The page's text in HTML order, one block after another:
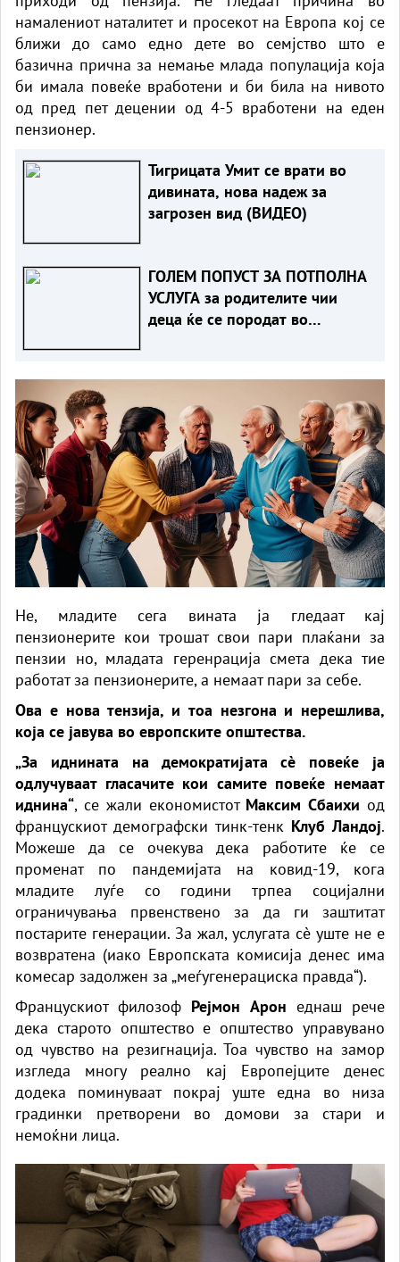
намалениот наталитет и просекот на Европа кој се
ближи до само едно дете во семјство што е
базична прична за немање млада популација која
би имала повеќе вработени и би била на нивото
од пред пет децении од 4-5 вработени на еден
пензионер.
Тигрицата Умит се врати во
дивината, нова надеж за
загрозен вид (ВИДЕО)
ГОЛЕМ ПОПУСТ ЗА ПОТПОЛНА
УСЛУГА за родителите чии
деца ќе се породат во
Не, младите сега вината ја гледаат кај
пензионерите кои трошат свои пари плаќани за
пензии но, младата геренрација смета дека тие
работат за пензионерите, а немаат пари за себе.
Ова е нова тензија, и тоа незгона и нерешлива,
која се јавува во европските општества.
„За иднината на демократијата сè повеќе ја
одлучуваат гласачите кои самите повеќе немаат
иднина“, се жали економистот Максим Сбаихиод
францускиот демографски тинк-тенк Клуб Ландој.
Можеше да се очекува дека работите ќе се
променат по пандемијата на ковид-19, кога
младите луѓе со години трпеа социјални
ограничувања првенствено за да ги заштитат
постарите генерации. За жал, услугата сè уште не е
возвратена (иако Европската комисија денес има
комесар задолжен за „меѓугенерациска правда“).
Францускиот филозоф Рејмон Арон еднаш рече
дека старото општество е општество управувано
од чувство на резигнација. Тоа чувство на замор
изгледа многу реално кај Европејците денес
додека поминуваат покрај уште една во низа
градинки претворени во домови за стари и
немоќни лица.